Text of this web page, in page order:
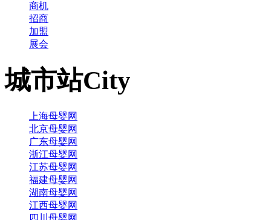
商机
招商
加盟
展会
城市站City
上海母婴网
北京母婴网
广东母婴网
浙江母婴网
江苏母婴网
福建母婴网
湖南母婴网
江西母婴网